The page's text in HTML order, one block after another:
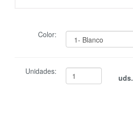
Color:
Unidades:
uds.